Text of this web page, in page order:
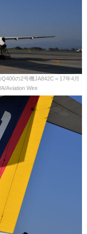
の2号機JA842C＝17年4月
Aviation Wire